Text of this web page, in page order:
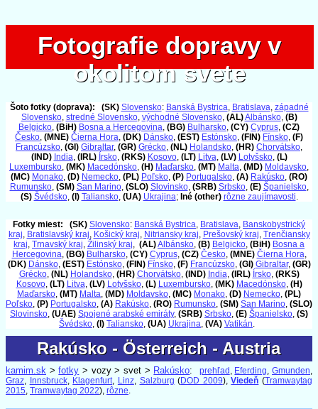
Fotografie dopravy v
okolitom svete
Fotografie dopravy v
okolitom svete
Šoto fotky (doprava): (SK) Slovensko: Banská Bystrica, Bratislava, západné
Slovensko, stredné Slovensko, východné Slovensko, (AL)Albánsko, (B)
Belgicko, (BiH) Bosna a Hercegovina, (BG) Bulharsko, (CY) Cyprus, (CZ)
Česko, (MNE) Čierna Hora, (DK) Dánsko, (EST) Estónsko, (FIN) Fínsko, (F)
Francúzsko, (GI) Gibraltar, (GR) Grécko, (NL) Holandsko, (HR) Chorvátsko,
(IND) India, (IRL) Írsko, (RKS) Kosovo, (LT) Litva, (LV) Lotyšsko, (L)
Luxembursko, (MK) Macedónsko, (H) Maďarsko, (MT) Malta, (MD) Moldavsko,
(MC) Monako, (D) Nemecko, (PL) Poľsko, (P) Portugalsko, (A) Rakúsko, (RO)
Rumunsko, (SM) San Marino, (SLO) Slovinsko, (SRB) Srbsko, (E) Španielsko,
(S) Švédsko, (I) Taliansko, (UA) Ukrajina; Iné (other) rôzne zaujímavosti.
Fotky miest: (SK) Slovensko: Banská Bystrica, Bratislava, Banskobystrický
kraj, Bratislavský kraj, Košický kraj, Nitriansky kraj, Prešovský kraj, Trenčiansky
kraj, Trnavský kraj, Žilinský kraj, (AL)Albánsko, (B) Belgicko, (BiH) Bosna a
Hercegovina, (BG) Bulharsko, (CY) Cyprus, (CZ) Česko, (MNE) Čierna Hora,
(DK) Dánsko, (EST) Estónsko, (FIN) Fínsko, (F) Francúzsko, (GI) Gibraltar, (GR)
Grécko, (NL) Holandsko, (HR) Chorvátsko, (IND) India, (IRL) Írsko, (RKS)
Kosovo, (LT) Litva, (LV) Lotyšsko, (L) Luxembursko, (MK) Macedónsko, (H)
Maďarsko, (MT) Malta, (MD) Moldavsko, (MC) Monako, (D) Nemecko, (PL)
Poľsko, (P) Portugalsko, (A) Rakúsko, (RO) Rumunsko, (SM) San Marino, (SLO)
Slovinsko, (UAE) Spojené arabské emiráty, (SRB) Srbsko, (E) Španielsko, (S)
Švédsko, (I) Taliansko, (UA) Ukrajina, (VA) Vatikán.
Rakúsko - Österreich - Austria
Rakúsko - Österreich - Austria
kamim.sk >fotky > vozy > svet > Rakúsko: prehľad , Eferding,Gmunden,
Graz, Innsbruck, Klagenfurt, Linz, Salzburg (DOD 2009),Viedeň (Tramwaytag
2015, Tramwaytag 2022), rôzne.